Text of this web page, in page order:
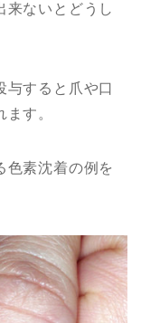
来ないとどうし
与すると爪や口
す。
色素沈着の例を